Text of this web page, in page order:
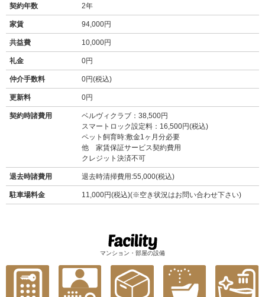
契約年数 2年
家賃 94,000円
共益費 10,000円
礼金 0円
仲介手数料 0円(税込)
更新料 0円
契約時諸費用
ベルヴィクラブ：38,500円
スマートロック設定料：16,500円(税込)
ペット飼育時:敷金1ヶ月分必要
他 家賃保証サービス契約費用
クレジット決済不可
退去時諸費用 退去時清掃費用:55,000(税込)
駐車場料金 11,000円(税込)(※空き状況はお問い合わせ下さい)
マンション・部屋の設備